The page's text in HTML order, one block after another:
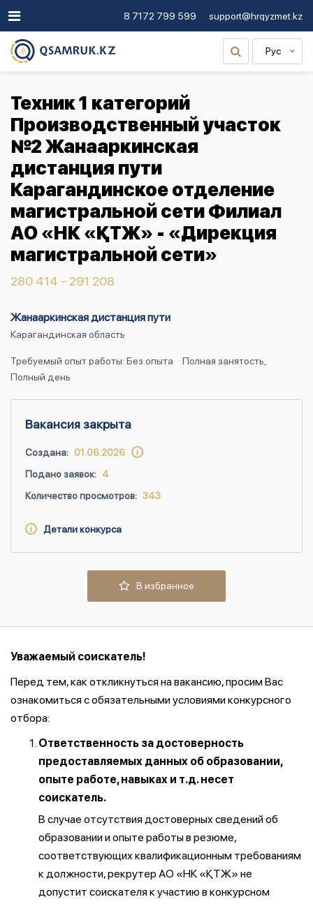
8 7172 799 599 support@hrqyzmet.kz
Рус
Техник 1 категорий
Производственный участок
№2 Жанааркинская
дистанция пути
Карагандинское отделение
магистральной сети Филиал
АО «НК «ҚТЖ» - «Дирекция
магистральной сети»
280 414 - 291 208
Жанааркинская дистанция пути
Карагандинская область
Требуемый опыт работы: Без опыта
Полная занятость,
Полный день
Вакансия закрыта
Создана: 01.06.2026
Подано заявок: 4
Количество просмотров: 343
Детали конкурса
В избранное
Уважаемый соискатель!
Перед тем, как откликнуться на вакансию, просим Вас
ознакомиться с обязательными условиями конкурсного
отбора:
Ответственность за достоверность
предоставляемых данных об образовании,
опыте работе, навыках и т.д. несет
соискатель.
В случае отсутствия достоверных сведений об
образовании и опыте работы в резюме,
соответствующих квалификационным требованиям
к должности, рекрутер АО «НК «ҚТЖ» не
допустит соискателя к участию в конкурсном